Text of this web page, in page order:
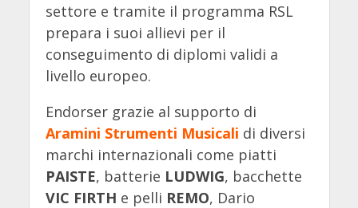
settore e tramite il programma RSL
prepara i suoi allievi per il
conseguimento di diplomi validi a
livello europeo.
Endorser grazie al supporto di
Aramini Strumenti Musicali di diversi
marchi internazionali come piatti
PAISTE, batterie LUDWIG, bacchette
VIC FIRTH e pelli REMO, Dario